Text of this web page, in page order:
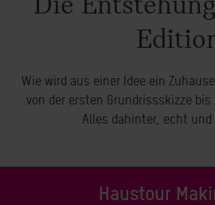
Die
Wie wird aus einer Idee ein
von der ersten Grundrissskizze
Alles dahinter, echt
Haustour